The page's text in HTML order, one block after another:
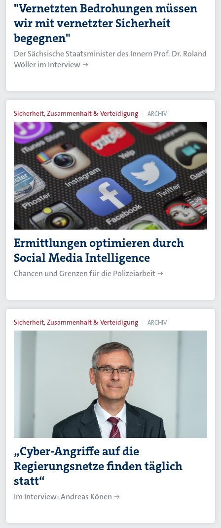
"Vernetzten Bedrohungen müssen
wir mit vernetzter Sicherheit
begegnen"
Der Sächsische Staatsminister des Innern Prof. Dr. Roland
Wöller im Interview
Sicherheit, Zusammenhalt & Verteidigung ARCHIV
Ermittlungen optimieren durch
Social Media Intelligence
Chancen und Grenzen für die Polizeiarbeit
Sicherheit, Zusammenhalt & Verteidigung ARCHIV
„Cyber-Angriffe auf die
Regierungsnetze finden täglich
statt“
Im Interview: Andreas Könen